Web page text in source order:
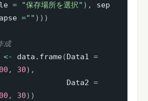
= "保存場所を選択" ) ,
="" ) ) )
成
<- data.frame(Data1 =
, 30) ,
                         Data2
=
, 30) )